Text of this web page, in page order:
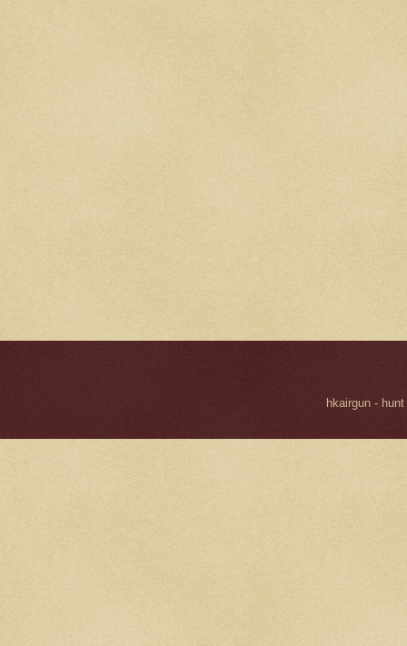
hkairgun -